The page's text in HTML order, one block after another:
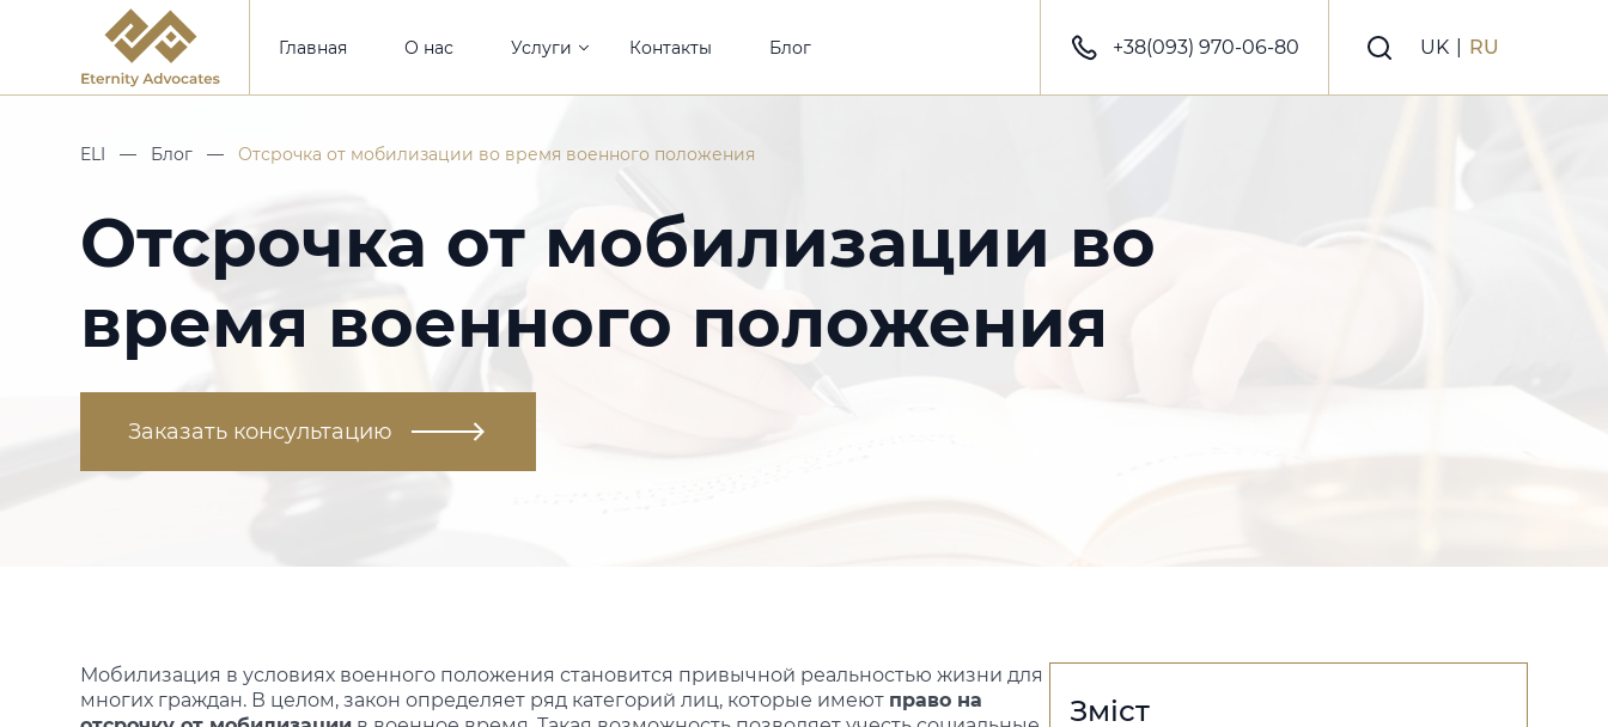
Главная О нас Услуги Контакты Блог +38(093) 970-06-80 UK RU
ELI — Блог — Отсрочка от мобилизации во время военного положения
Отсрочка от мобилизации во
время военного положения
Заказать консультацию
Мобилизация в условиях военного положения становится привычной реальностью жизни для
многих граждан. В целом, закон определяет ряд категорий лиц, которые имеют право на
Зміст